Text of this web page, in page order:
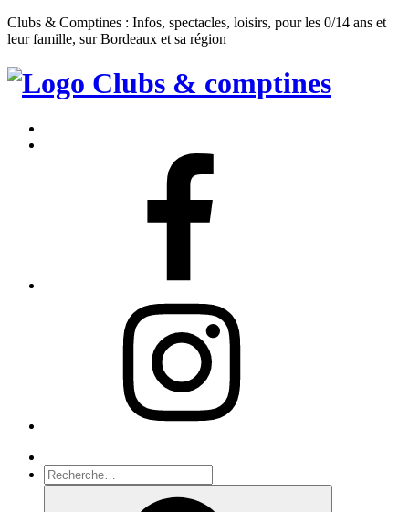
Clubs & Comptines : Infos, spectacles, loisirs, pour les 0/14 ans et
leur famille, sur Bordeaux et sa région
Clubs
Comptines
Recherche
pour